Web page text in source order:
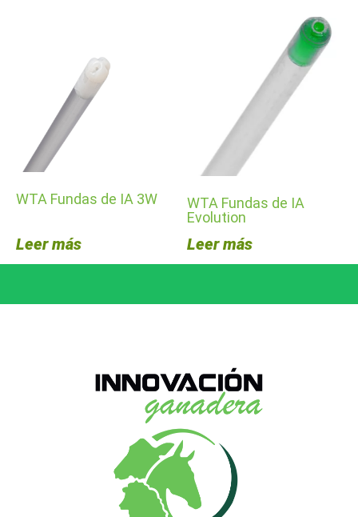
WTA Fundas de IA 3W
Leer más
WTA Fundas de IA
Evolution
Leer más